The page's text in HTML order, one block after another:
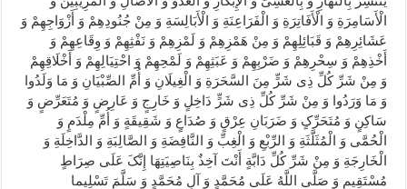
الْأَسَامِرَةِ وَ الْأَفَاتِرَةِ وَ الْفَرَاعِنَةِ وَ الْأَبَالِسَةِ وَ مِنْ جُنُودِهِمْ وَ أَزْوَاجِهِمْ وَ
عَشَائِرِهِمْ وَ قَبَائِلِهِمْ وَ مِنْ هَمْزِهِمْ وَ لَمْزِهِمْ وَ نَفْثِهِمْ وَ وِقَاعِهِمْ وَ
أَخْذِهِمْ وَ سِحْرِهِمْ وَ ضَرْبِهِمْ وَ عَبَثِهِمْ وَ لَمْحِهِمْ وَ احْتِیَالِهِمْ وَ أَخْلَاقِهِمْ
وَ مِنْ شَرِّ کُلِّ ذِی شَرٍّ مِنَ السَّحَرَةِ وَ الْغِیلَانِ وَ أُمِّ الصِّبْیَانِ وَ مَا وَلَدُوا
وَ مَا وَرَدُوا وَ مِنْ شَرِّ کُلِّ ذِی شَرٍّ دَاخِلٍ وَ خَارِجٍ وَ عَارِضٍ وَ مُتَعَرِّضٍ وَ
سَاکِنٍ وَ مُتَحَرِّکٍ وَ ضَرَبَانِ عِرْقٍ وَ صُدَاعٍ وَ شَقِیقَةٍ وَ أُمِّ مِلْدَمٍ وَ
الْحُمَّی وَ الْمُثَلَّثَةِ وَ الرِّبْعِ وَ الْغِبِّ وَ النَّافِضَةِ وَ الصَّالِبَةِ وَ الدَّاخِلَةِ وَ
الْخَارِجَةِ وَ مِنْ شَرِّ کُلِّ دَابَّةٍ أَنْتَ آخِذٌ بِنَاصِیَتِهَا إِنَّکَ عَلَی صِرَاطٍ
مُسْتَقِیمٍ وَ صَلَّی اللَّهُ عَلَی مُحَمَّدٍ وَ آلِ مُحَمَّدٍ وَ سَلَّمَ تَسْلِیما